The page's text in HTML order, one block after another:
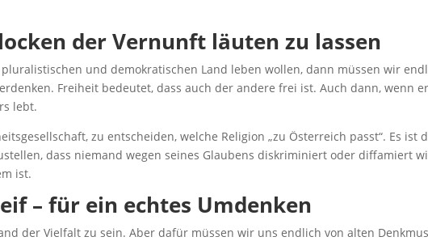
der Vernunft läuten zu lassen
und demokratischen Land leben wollen, dann müssen wir
Freiheit bedeutet, dass auch der andere frei ist. Auch dann, wenn
lebt.
zu entscheiden, welche Religion „zu Österreich passt“. Es ist
dass niemand wegen seines Glaubens diskriminiert oder diffamiert
ist.
– für ein echtes Umdenken
der Vielfalt zu sein. Aber dafür müssen wir uns endlich von alten